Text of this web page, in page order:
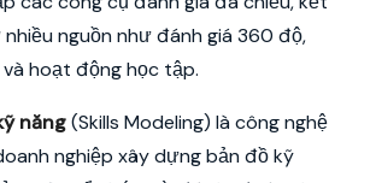
nguồn như đánh giá 360 độ,
hoạt động học tập.
năng(Skills Modeling) là công nghệ
nghiệp xây dựng bản đồ kỹ